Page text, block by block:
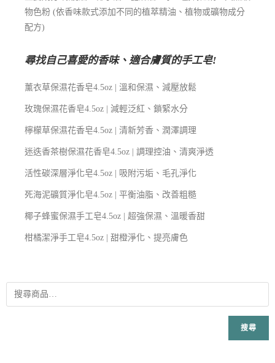
搜尋
物色粉 (依香味款式添加不同的植萃精油、植物或礦物成分
配方)
尋找自己喜愛的香味、適合膚質的手工皂!
薰衣草保濕花香皂4.5oz | 溫和保濕、減壓放鬆
玫瑰保濕花香皂4.5oz | 減輕泛紅、鎖緊水分
檸檬草保濕花香皂4.5oz | 清新芳香、潤澤調理
迷迭香茶樹保濕花香皂4.5oz | 調理控油、清爽淨透
活性碳深層淨化皂4.5oz | 吸附污垢、毛孔淨化
死海泥礦質淨化皂4.5oz | 平衡油脂、改善粗糙
椰子蜂蜜保濕手工皂4.5oz | 超強保濕、溫暖香甜
柑橘潔淨手工皂4.5oz | 甜橙淨化、提亮膚色